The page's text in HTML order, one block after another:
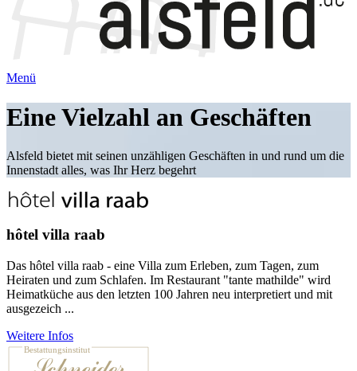
Menü
Eine Vielzahl an Geschäften
Alsfeld bietet mit seinen unzähligen Geschäften in und rund um die
Innenstadt alles, was Ihr Herz begehrt
hôtel villa raab
Das hôtel villa raab - eine Villa zum Erleben, zum Tagen, zum
Heiraten und zum Schlafen. Im Restaurant "tante mathilde" wird
Heimatküche aus den letzten 100 Jahren neu interpretiert und mit
ausgezeich ...
Weitere Infos